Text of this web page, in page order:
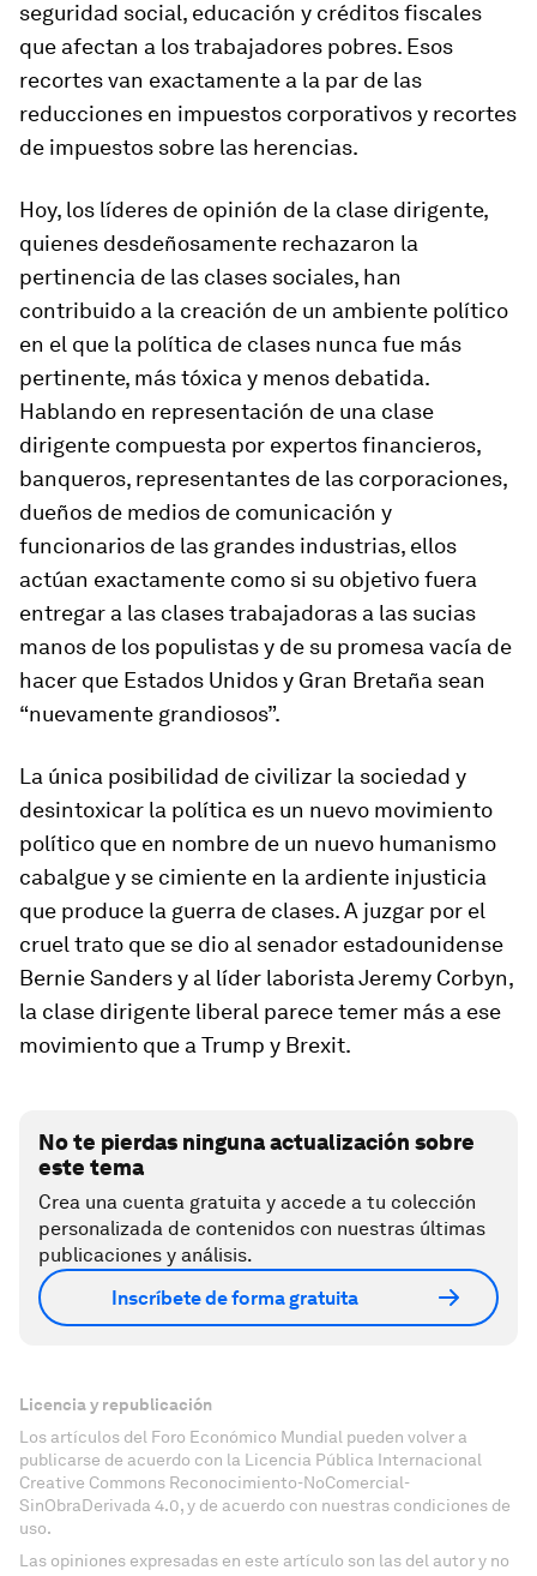
seguridad social, educación y créditos fiscales
que afectan a los trabajadores pobres. Esos
recortes van exactamente a la par de las
reducciones en impuestos corporativos y recortes
de impuestos sobre las herencias.
Hoy, los líderes de opinión de la clase dirigente,
quienes desdeñosamente rechazaron la
pertinencia de las clases sociales, han
contribuido a la creación de un ambiente político
en el que la política de clases nunca fue más
pertinente, más tóxica y menos debatida.
Hablando en representación de una clase
dirigente compuesta por expertos financieros,
banqueros, representantes de las corporaciones,
dueños de medios de comunicación y
funcionarios de las grandes industrias, ellos
actúan exactamente como si su objetivo fuera
entregar a las clases trabajadoras a las sucias
manos de los populistas y de su promesa vacía de
hacer que Estados Unidos y Gran Bretaña sean
“nuevamente grandiosos”.
La única posibilidad de civilizar la sociedad y
desintoxicar la política es un nuevo movimiento
político que en nombre de un nuevo humanismo
cabalgue y se cimiente en la ardiente injusticia
que produce la guerra de clases. A juzgar por el
cruel trato que se dio al senador estadounidense
Bernie Sanders y al líder laborista Jeremy Corbyn,
la clase dirigente liberal parece temer más a ese
movimiento que a Trump y Brexit.
No te pierdas ninguna actualización sobre
este tema
Crea una cuenta gratuita y accede a tu colección
personalizada de contenidos con nuestras últimas
publicaciones y análisis.
Inscríbete de forma gratuita
Licencia y republicación
Los artículos del Foro Económico Mundial pueden volver a
publicarse de acuerdo con la Licencia Pública Internacional
Creative Commons Reconocimiento-NoComercial-
SinObraDerivada 4.0, y de acuerdo con nuestras condiciones de
uso.
Las opiniones expresadas en este artículo son las del autor y no